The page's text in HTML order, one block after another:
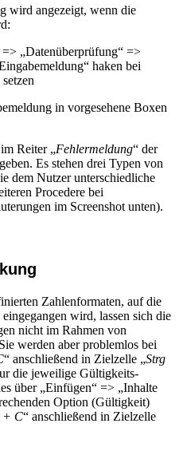
wird angezeigt, wenn die
„Datenüberprüfung“ =>
haken bei
in vorgesehene Boxen
Reiter „Fehlermeldung“ der
Es stehen drei Typen von
dem Nutzer unterschiedliche
Procedere bei
im Screenshot unten).
Zahlenformaten, auf die
wird, lassen sich die
nicht im Rahmen von
werden aber problemlos bei
“ anschließend in Zielzelle „Strg
die jeweilige Gültigkeits-
über „Einfügen“ => „Inhalte
Option (Gültigkeit)
+ C“ anschließend in Zielzelle